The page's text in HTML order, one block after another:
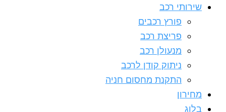
שירותי רכב
פורץ רכבים
פריצת רכב
מנעולן רכב
ניתוק קודן לרכב
התקנת מחסום חניה
מחירון
בלוג